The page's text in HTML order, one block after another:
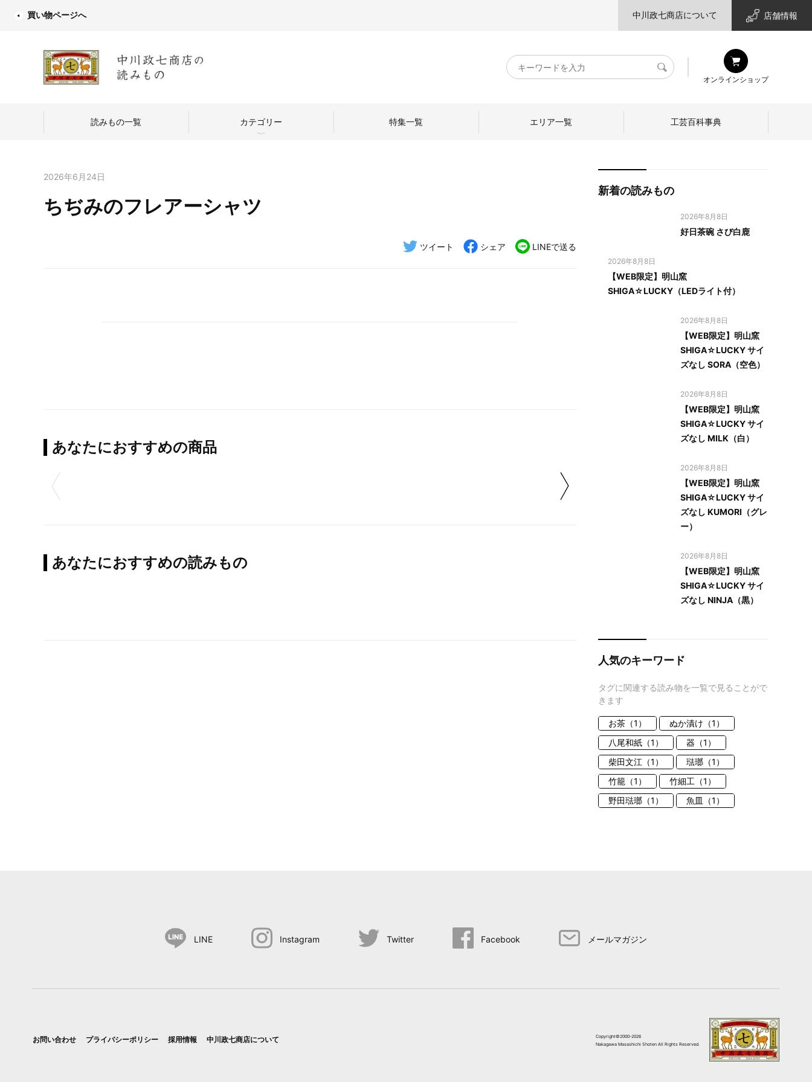
買い物ページへ 中川政七商店について 店舗情報
キ
ー
検
オンラインショップ
読みもの一覧 カテゴリー
中川政七商店のものづくり
特集一覧 エリア一覧 工芸百科事典
2026年6月24日
ちぢみのフレアーシャツ
ツイート シェア LINEで送る
あなたにおすすめの商品
あなたにおすすめの読みもの
新着の読みもの
2026年8月8日
好日茶碗 さび白鹿
2026年8月8日
【WEB限定】明山窯
SHIGA☆LUCKY（LEDライト付）
2026年8月8日
【WEB限定】明山窯
SHIGA☆LUCKY サイ
ズなし SORA（空色）
2026年8月8日
【WEB限定】明山窯
SHIGA☆LUCKY サイ
ズなし MILK（白）
2026年8月8日
【WEB限定】明山窯
SHIGA☆LUCKY サイ
ズなし KUMORI（グレ
ー）
2026年8月8日
【WEB限定】明山窯
SHIGA☆LUCKY サイ
ズなし NINJA（黒）
人気のキーワード
タグに関連する読み物を一覧で見ることがで
きます
お茶（1）
ぬか漬け（1）
八尾和紙（1）
器（1）
柴田文江（1）
琺瑯（1）
竹籠（1）
竹細工（1）
野田琺瑯（1）
魚皿（1）
LINE Instagram Twitter Facebook メールマガジン
お問い合わせ プライバシーポリシー 採用情報 中川政七商店について
Copyright©2000-2026
Nakagawa Masashichi Shoten All Rights Reserved.